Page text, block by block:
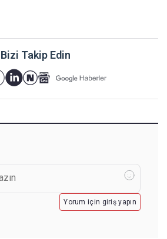
Bizi Takip Edin
Yorum için giriş yapın